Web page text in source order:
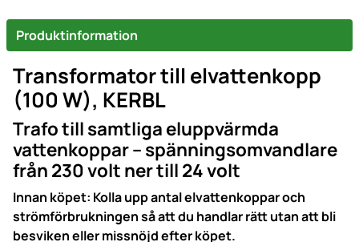
Produktinformation
Transformator till elvattenkopp
(100 W), KERBL
Trafo till samtliga eluppvärmda
vattenkoppar – spänningsomvandlare
från 230 volt ner till 24 volt
Innan köpet: Kolla upp antal elvattenkoppar och
strömförbrukningen så att du handlar rätt utan att bli
besviken eller missnöjd efter köpet.